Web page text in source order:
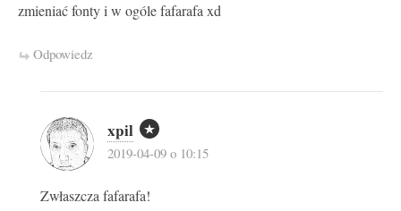
zmieniać fonty i w ogóle fafarafa xd
Odpowiedz
xpil
2019-04-09 o 10:15
Zwłaszcza fafarafa!